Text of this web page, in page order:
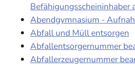
Befähigungsscheininhaber
Abendgymnasium -
Abfall und Müll entsorgen
Abfallentsorgernummer
Abfallerzeugernummer